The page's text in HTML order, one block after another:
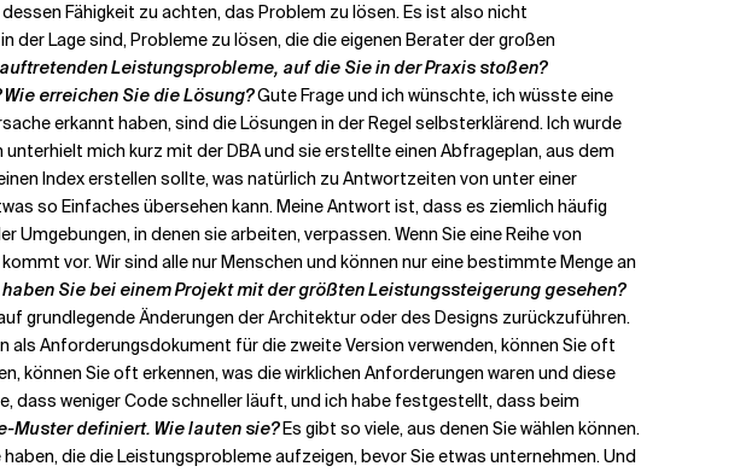
Fähigkeit zu achten, das Problem zu lösen. Es ist also nicht
Lage sind, Probleme zu lösen, die die eigenen Berater der großen
Leistungsprobleme, auf die Sie in der Praxis stoßen?
erreichen Sie die Lösung?Gute Frage und ich wünschte, ich wüsste eine
erkannt haben, sind die Lösungen in der Regel selbsterklärend. Ich wurde
mich kurz mit der DBA und sie erstellte einen Abfrageplan, aus dem
Index erstellen sollte, was natürlich zu Antwortzeiten von unter einer
so Einfaches übersehen kann. Meine Antwort ist, dass es ziemlich häufig
in denen sie arbeiten, verpassen. Wenn Sie eine Reihe von
vor. Wir sind alle nur Menschen und können nur eine bestimmte Menge an
Sie bei einem Projekt mit der größten Leistungssteigerung gesehen?
grundlegende Änderungen der Architektur oder des Designs zurückzuführen.
als Anforderungsdokument für die zweite Version verwenden, können Sie oft
können Sie oft erkennen, was die wirklichen Anforderungen waren und diese
dass weniger Code schneller läuft, und ich habe festgestellt, dass beim
Muster definiert. Wie lauten sie?Es gibt so viele, aus denen Sie wählen können.
die die Leistungsprobleme aufzeigen, bevor Sie etwas unternehmen. Und